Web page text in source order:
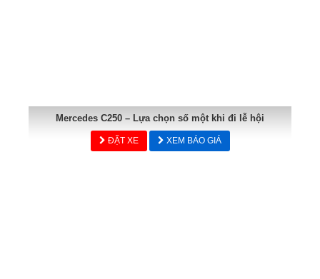
Mercedes C250 – Lựa chọn số một khi đi lễ hội
ĐẶT XE XEM BÁO GIÁ